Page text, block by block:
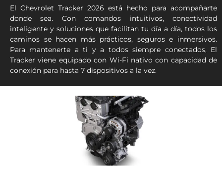
El Chevrolet Tracker 2026 está hecho para acompañarte
donde sea. Con comandos intuitivos, conectividad
inteligente y soluciones que facilitan tu día a día, todos los
caminos se hacen más prácticos, seguros e inmersivos.
Para mantenerte a ti y a todos siempre conectados, El
Tracker viene equipado con Wi-Fi nativo con capacidad de
conexión para hasta 7 dispositivos a la vez.